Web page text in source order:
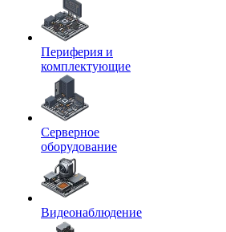
Периферия и
комплектующие
Серверное
оборудование
Видеонаблюдение